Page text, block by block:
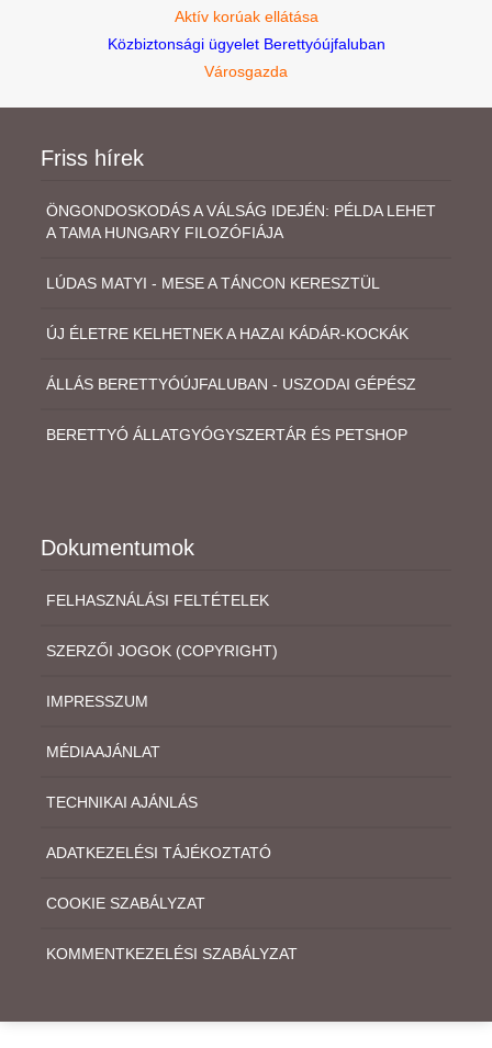
Aktív korúak ellátása
Közbiztonsági ügyelet Berettyóújfaluban
Városgazda
Friss hírek
ÖNGONDOSKODÁS A VÁLSÁG IDEJÉN: PÉLDA LEHET
A TAMA HUNGARY FILOZÓFIÁJA
LÚDAS MATYI - MESE A TÁNCON KERESZTÜL
ÚJ ÉLETRE KELHETNEK A HAZAI KÁDÁR-KOCKÁK
ÁLLÁS BERETTYÓÚJFALUBAN - USZODAI GÉPÉSZ
BERETTYÓ ÁLLATGYÓGYSZERTÁR ÉS PETSHOP
Dokumentumok
FELHASZNÁLÁSI FELTÉTELEK
SZERZŐI JOGOK (COPYRIGHT)
IMPRESSZUM
MÉDIAAJÁNLAT
TECHNIKAI AJÁNLÁS
ADATKEZELÉSI TÁJÉKOZTATÓ
COOKIE SZABÁLYZAT
KOMMENTKEZELÉSI SZABÁLYZAT